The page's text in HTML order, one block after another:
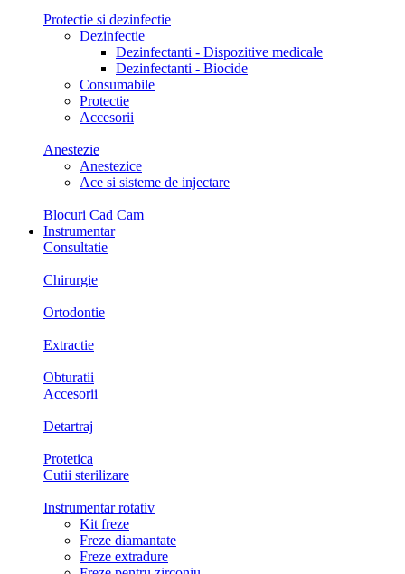
Protectie si dezinfectie
Dezinfectie
Dezinfectanti - Dispozitive medicale
Dezinfectanti - Biocide
Consumabile
Protectie
Accesorii
Anestezie
Anestezice
Ace si sisteme de injectare
Blocuri Cad Cam
Instrumentar
Consultatie
Chirurgie
Ortodontie
Extractie
Obturatii
Accesorii
Detartraj
Protetica
Cutii sterilizare
Instrumentar rotativ
Kit freze
Freze diamantate
Freze extradure